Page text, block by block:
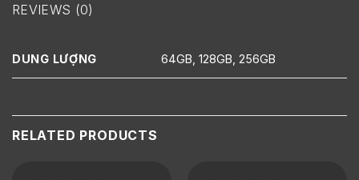
REVIEWS (0)
DUNG LƯỢNG 64GB, 128GB, 256GB
RELATED PRODUCTS